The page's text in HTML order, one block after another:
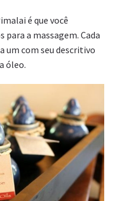
é que você
a massagem. Cada
um com seu descritivo
óleo.